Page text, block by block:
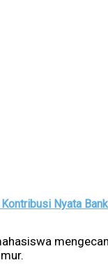
Nyata